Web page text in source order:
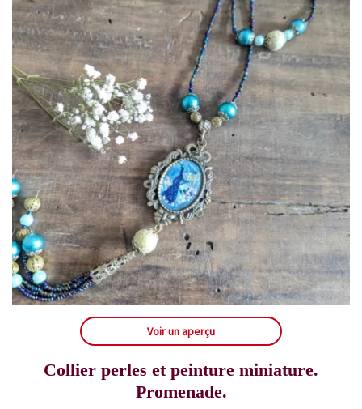
Voir un aperçu
Collier perles et peinture miniature.
Promenade.